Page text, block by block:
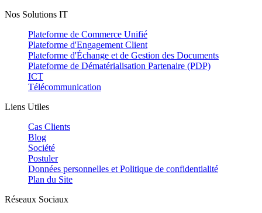
Nos Solutions IT
Plateforme de Commerce Unifié
Plateforme d'Engagement Client
Plateforme d'Échange et de Gestion des Documents
Plateforme de Dématérialisation Partenaire (PDP)
ICT
Télécommunication
Liens Utiles
Cas Clients
Blog
Société
Postuler
Données personnelles et Politique de confidentialité
Plan du Site
Réseaux Sociaux